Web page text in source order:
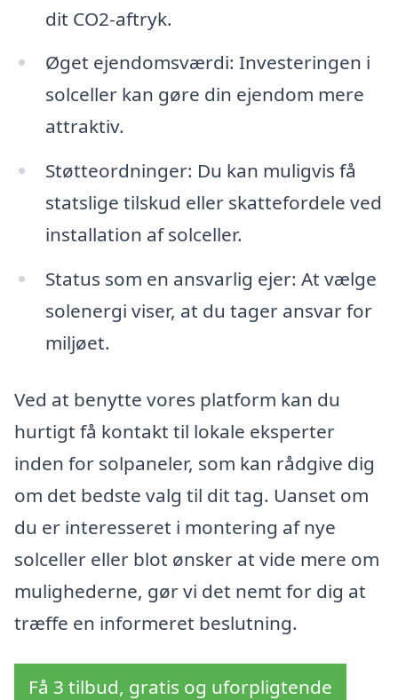
dit CO2-aftryk.
Øget ejendomsværdi: Investeringen i
solceller kan gøre din ejendom mere
attraktiv.
Støtteordninger: Du kan muligvis få
statslige tilskud eller skattefordele ved
installation af solceller.
Status som en ansvarlig ejer: At vælge
solenergi viser, at du tager ansvar for
miljøet.
Ved at benytte vores platform kan du
hurtigt få kontakt til lokale eksperter
inden for solpaneler, som kan rådgive dig
om det bedste valg til dit tag. Uanset om
du er interesseret i montering af nye
solceller eller blot ønsker at vide mere om
mulighederne, gør vi det nemt for dig at
træffe en informeret beslutning.
Få 3 tilbud, gratis og uforpligtende